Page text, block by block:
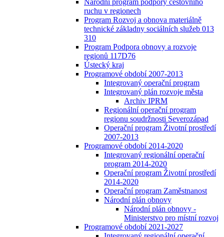
Národní program podpory cestovního
ruchu v regionech
Program Rozvoj a obnova materiálně
technické základny sociálních služeb 013
310
Program Podpora obnovy a rozvoje
regionů 117D76
Ústecký kraj
Programové období 2007-2013
Integrovaný operační program
Integrovaný plán rozvoje města
Archiv IPRM
Regionální operační program
regionu soudržnosti Severozápad
Operační program Životní prostředí
2007-2013
Programové období 2014-2020
Integrovaný regionální operační
program 2014-2020
Operační program Životní prostředí
2014-2020
Operační program Zaměstnanost
Národní plán obnovy
Národní plán obnovy -
Ministerstvo pro místní rozvoj
Programové období 2021-2027